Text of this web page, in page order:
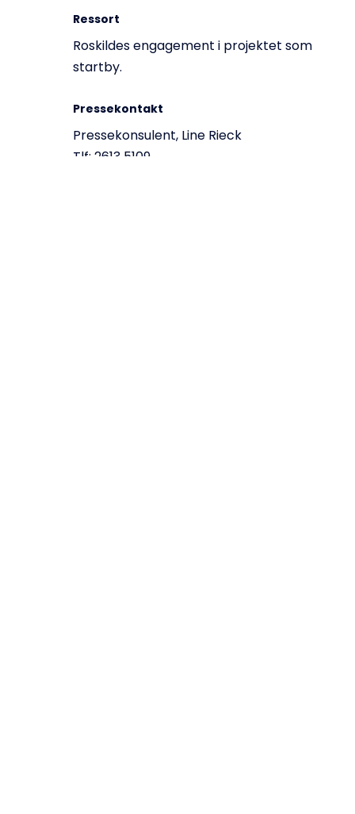
Ressort
Roskildes engagement i projektet som
startby.
Pressekontakt
Pressekonsulent, Line Rieck
Tlf: 2613 5109